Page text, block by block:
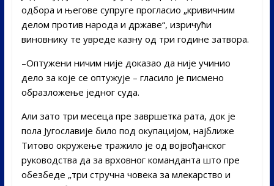
одбора и његове супруге прогласио „кривичним
делом против народа и државе“, изричући
виновнику те увреде казну од три године затвора.
–Оптужени ничим није доказао да није учинио
дело за које се оптужује – гласило је писмено
образложење једног суда.
Али зато три месеца пре завршетка рата, док је
пола Југославије било под окупацијом, најближе
Титово окружење тражило је од војвођанског
руководства да за врховног команданта што пре
обезбеде „три стручна човека за млекарство и